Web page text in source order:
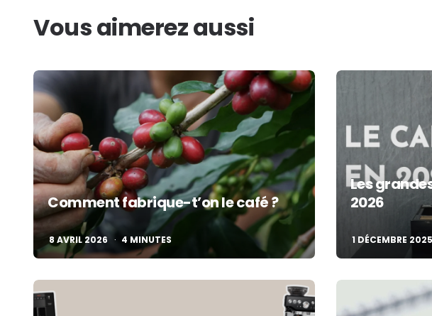
Vous aimerez aussi
Comment fabrique-t’on le café ?
8 AVRIL 2026 4 MINUTES
Les
2026
1 DÉCEMBRE 2025